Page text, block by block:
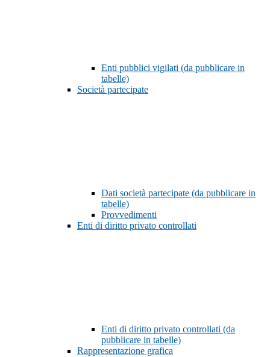
Enti pubblici vigilati (da pubblicare in
tabelle)
Società partecipate
Dati società partecipate (da pubblicare in
tabelle)
Provvedimenti
Enti di diritto privato controllati
Enti di diritto privato controllati (da
pubblicare in tabelle)
Rappresentazione grafica